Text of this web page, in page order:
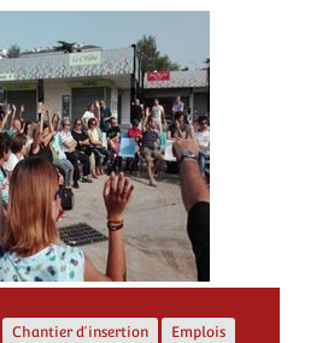
Chantier d'insertion
Emplois